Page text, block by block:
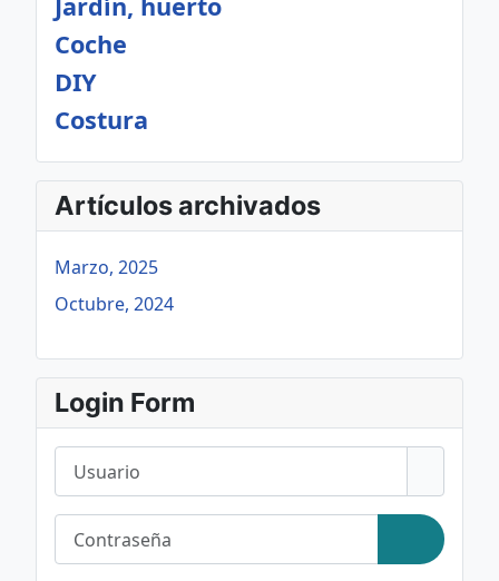
Coche
DIY
Costura
Artículos archivados
Marzo, 2025
Octubre, 2024
Login Form
Mostrar